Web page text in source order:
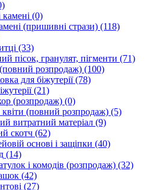
(0)
(пришивні стрази) (118)
(33)
пісок, гранулят, пігменти (71)
розпродаж) (100)
для біжутерії(78)
(21)
(розпродаж) (0)
квіти (повний розпродаж) (5)
витратний матеріал (9)
скотч (62)
основі і защіпки (40)
(14)
і комодів (розпродаж) (32)
(42)
(27)